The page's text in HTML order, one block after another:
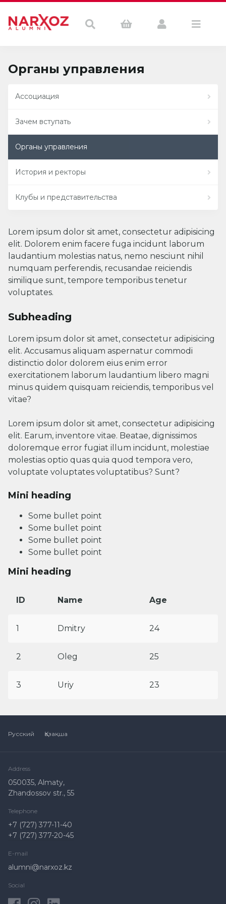
Органы управления
Lorem ipsum dolor sit amet, consectetur adipisicing
elit. Dolorem enim facere fuga incidunt laborum
laudantium molestias natus, nemo nesciunt nihil
numquam perferendis, recusandae reiciendis
similique sunt, tempore temporibus tenetur
voluptates.
Subheading
Lorem ipsum dolor sit amet, consectetur adipisicing
elit. Accusamus aliquam aspernatur commodi
distinctio dolor dolorem eius enim error
exercitationem laborum laudantium libero magni
minus quidem quisquam reiciendis, temporibus vel
vitae?
Lorem ipsum dolor sit amet, consectetur adipisicing
elit. Earum, inventore vitae. Beatae, dignissimos
doloremque error fugiat illum incidunt, molestiae
molestias optio quas quia quod tempora vero,
voluptate voluptates voluptatibus? Sunt?
Mini heading
Some bullet point
Some bullet point
Some bullet point
Some bullet point
Mini heading
ID Name Age
1 Dmitry 24
2 Oleg 25
3 Uriy 23
Ассоциация
Зачем вступать
Органы управления
История и ректоры
Клубы и представительства
Русский Қазақша
Address
050035, Almaty,
Zhandossov str., 55
Telephone
+7 (727) 377-11-40
+7 (727) 377-20-45
E-mail
alumni@narxoz.kz
Social